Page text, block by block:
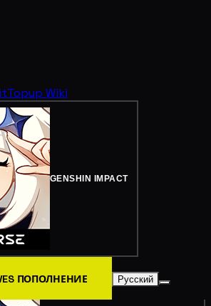
Wiki
GENSHIN IMPACT
ПОПОЛНЕНИЕ Русский